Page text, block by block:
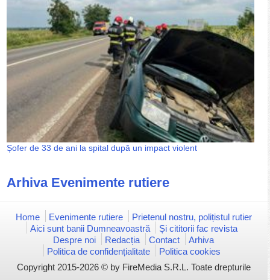
Șofer de 33 de ani la spital după un impact violent
Arhiva Evenimente rutiere
Home Evenimente rutiere
Prietenul nostru, polițistul rutier
Aici sunt banii Dumneavoastră
Și cititorii fac revista
Despre noi
Redacția Contact
Arhiva
Politica de confidențialitate
Politica cookies
Copyright 2015-2026 © by FireMedia S.R.L. Toate drepturile